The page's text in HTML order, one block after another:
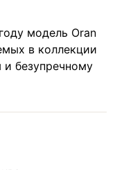
модель Oran
в коллекции
и безупречному